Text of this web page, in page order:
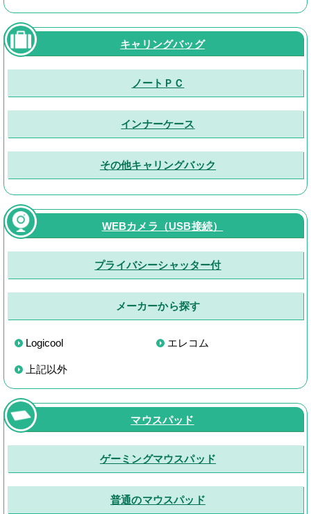
キャリングバッグ
ノートＰＣ
インナーケース
その他キャリングバック
WEBカメラ（USB接続）
プライバシーシャッター付
メーカーから探す
Logicool エレコム
上記以外
マウスパッド
ゲーミングマウスパッド
普通のマウスパッド